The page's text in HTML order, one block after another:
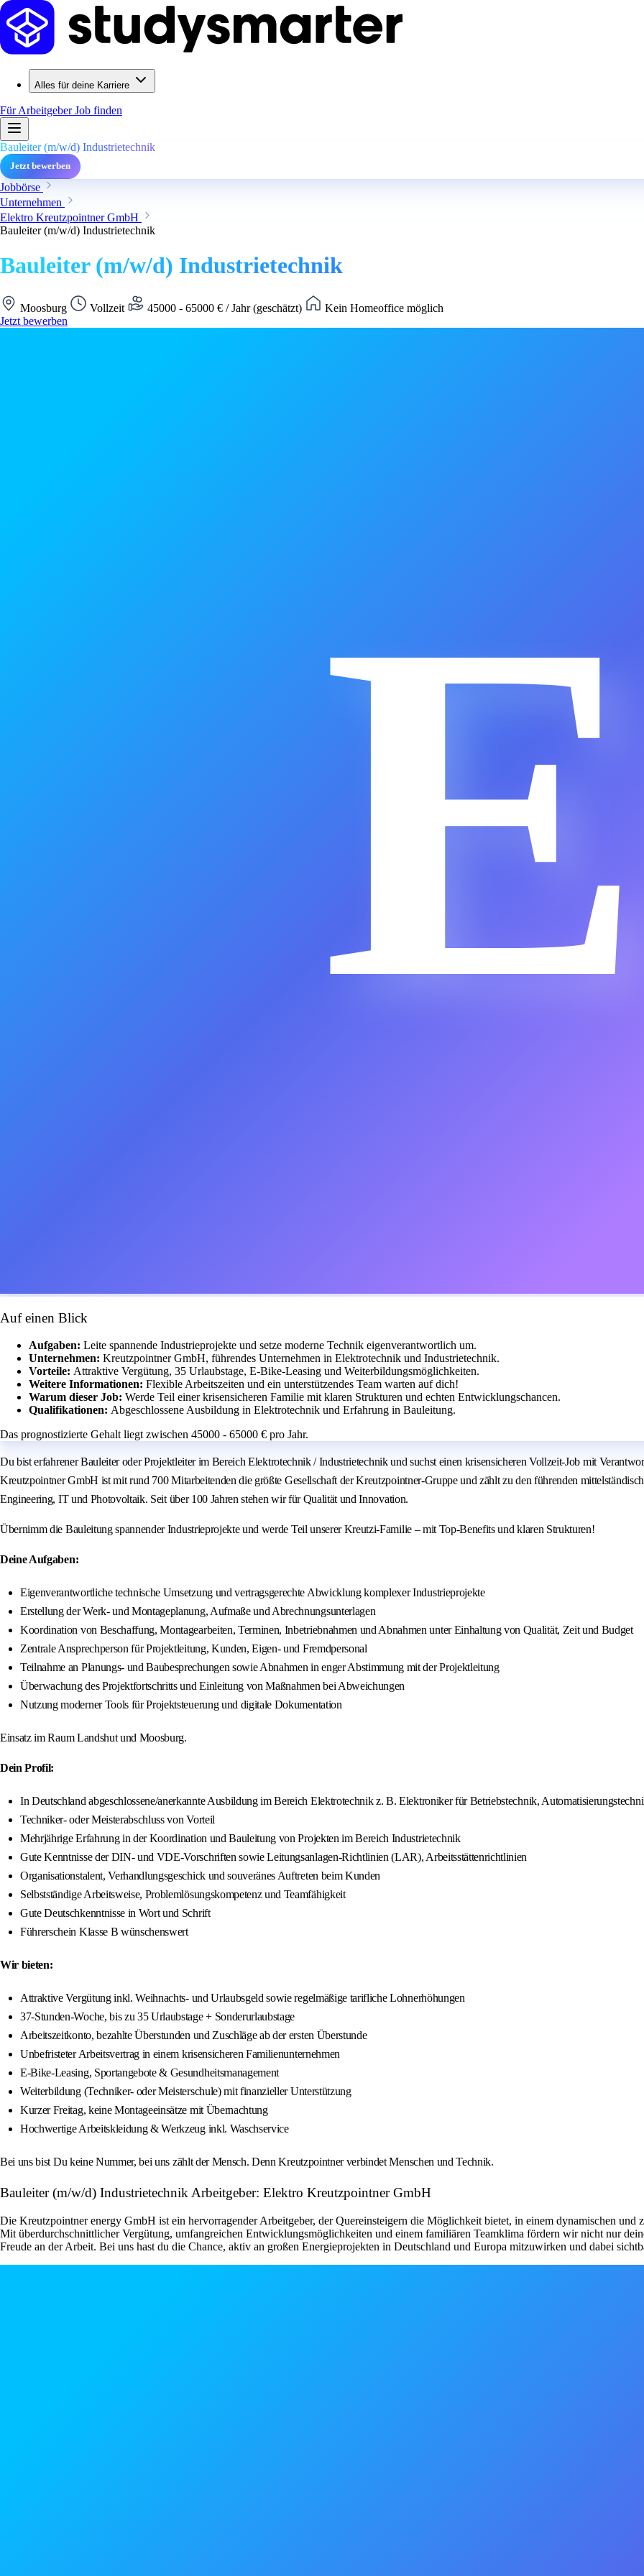
Alles für deine Karriere
Für ArbeitgeberJob finden
Bauleiter (m/w/d) Industrietechnik
Jetzt bewerben
Jobbörse
Unternehmen
Elektro Kreutzpointner GmbH
Bauleiter (m/w/d) Industrietechnik
Bauleiter (m/w/d) Industrietechnik
Moosburg Vollzeit 45000 - 65000 € / Jahr (geschätzt)
Kein Homeoffice möglich
Jetzt bewerben
E
Auf einen Blick
Aufgaben: Leite spannende Industrieprojekte und setze moderne Technik eigenverantwortlich um.
Unternehmen: Kreutzpointner GmbH, führendes Unternehmen in Elektrotechnik und Industrietechnik.
Vorteile: Attraktive Vergütung, 35 Urlaubstage, E-Bike-Leasing und Weiterbildungsmöglichkeiten.
Weitere Informationen: Flexible Arbeitszeiten und ein unterstützendes Team warten auf dich!
Warum dieser Job: Werde Teil einer krisensicheren Familie mit klaren Strukturen und echten Entwicklungschancen.
Qualifikationen: Abgeschlossene Ausbildung in Elektrotechnik und Erfahrung in Bauleitung.
Das prognostizierte Gehalt liegt zwischen 45000 - 65000 € pro Jahr.
Du bist erfahrener Bauleiter oder Projektleiter im Bereich Elektrotechnik / Industrietechnik und suchst einen krisensicheren Vollzeit-Job mit
Kreutzpointner GmbH ist mit rund 700 Mitarbeitenden die größte Gesellschaft der Kreutzpointner-Gruppe und zählt zu den führenden
Engineering, IT und Photovoltaik. Seit über 100 Jahren stehen wir für Qualität und Innovation.
Übernimm die Bauleitung spannender Industrieprojekte und werde Teil unserer Kreutzi-Familie – mit Top-Benefits und klaren Strukturen!
Deine Aufgaben:
Eigenverantwortliche technische Umsetzung und vertragsgerechte Abwicklung komplexer Industrieprojekte
Erstellung der Werk- und Montageplanung, Aufmaße und Abrechnungsunterlagen
Koordination von Beschaffung, Montagearbeiten, Terminen, Inbetriebnahmen und Abnahmen unter Einhaltung von Qualität, Zeit und Budget
Zentrale Ansprechperson für Projektleitung, Kunden, Eigen- und Fremdpersonal
Teilnahme an Planungs- und Baubesprechungen sowie Abnahmen in enger Abstimmung mit der Projektleitung
Überwachung des Projektfortschritts und Einleitung von Maßnahmen bei Abweichungen
Nutzung moderner Tools für Projektsteuerung und digitale Dokumentation
Einsatz im Raum Landshut und Moosburg.
Dein Profil:
In Deutschland abgeschlossene/anerkannte Ausbildung im Bereich Elektrotechnik z. B. Elektroniker für Betriebstechnik,
Techniker- oder Meisterabschluss von Vorteil
Mehrjährige Erfahrung in der Koordination und Bauleitung von Projekten im Bereich Industrietechnik
Gute Kenntnisse der DIN- und VDE-Vorschriften sowie Leitungsanlagen-Richtlinien (LAR), Arbeitsstättenrichtlinien
Organisationstalent, Verhandlungsgeschick und souveränes Auftreten beim Kunden
Selbstständige Arbeitsweise, Problemlösungskompetenz und Teamfähigkeit
Gute Deutschkenntnisse in Wort und Schrift
Führerschein Klasse B wünschenswert
Wir bieten:
Attraktive Vergütung inkl. Weihnachts- und Urlaubsgeld sowie regelmäßige tarifliche Lohnerhöhungen
37‑Stunden-Woche, bis zu 35 Urlaubstage + Sonderurlaubstage
Arbeitszeitkonto, bezahlte Überstunden und Zuschläge ab der ersten Überstunde
Unbefristeter Arbeitsvertrag in einem krisensicheren Familienunternehmen
E‑Bike‑Leasing, Sportangebote & Gesundheitsmanagement
Weiterbildung (Techniker‑ oder Meisterschule) mit finanzieller Unterstützung
Kurzer Freitag, keine Montageeinsätze mit Übernachtung
Hochwertige Arbeitskleidung & Werkzeug inkl. Waschservice
Bei uns bist Du keine Nummer, bei uns zählt der Mensch. Denn Kreutzpointner verbindet Menschen und Technik.
Bauleiter (m/w/d) Industrietechnik Arbeitgeber: Elektro Kreutzpointner GmbH
Die Kreutzpointner energy GmbH ist ein hervorragender Arbeitgeber, der Quereinsteigern die Möglichkeit bietet, in einem dynamischen und
Mit überdurchschnittlicher Vergütung, umfangreichen Entwicklungsmöglichkeiten und einem familiären Teamklima fördern wir nicht nur
Freude an der Arbeit. Bei uns hast du die Chance, aktiv an großen Energieprojekten in Deutschland und Europa mitzuwirken und dabei